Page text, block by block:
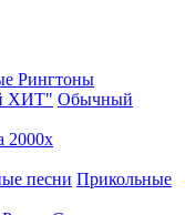
Рингтоны
ХИТ" Обычный
2000х
песни Прикольные